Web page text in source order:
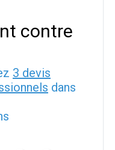
contre
3 devis
dans